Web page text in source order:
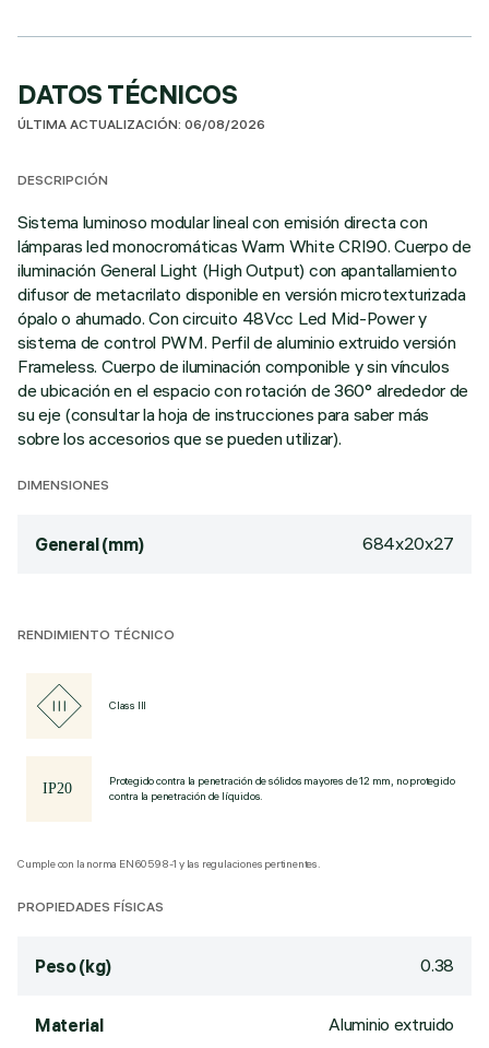
DATOS TÉCNICOS
ÚLTIMA ACTUALIZACIÓN: 06/08/2026
DESCRIPCIÓN
Sistema luminoso modular lineal con emisión directa con
lámparas led monocromáticas Warm White CRI90. Cuerpo de
iluminación General Light (High Output) con apantallamiento
difusor de metacrilato disponible en versión microtexturizada
ópalo o ahumado. Con circuito 48Vcc Led Mid-Power y
sistema de control PWM. Perfil de aluminio extruido versión
Frameless. Cuerpo de iluminación componible y sin vínculos
de ubicación en el espacio con rotación de 360° alrededor de
su eje (consultar la hoja de instrucciones para saber más
sobre los accesorios que se pueden utilizar).
DIMENSIONES
General (mm) 684x20x27
RENDIMIENTO TÉCNICO
Class III
Protegido contra la penetración de sólidos mayores de 12 mm, no protegido
contra la penetración de líquidos.
Cumple con la norma EN60598-1 y las regulaciones pertinentes.
PROPIEDADES FÍSICAS
Peso (kg) 0.38
Material Aluminio extruido